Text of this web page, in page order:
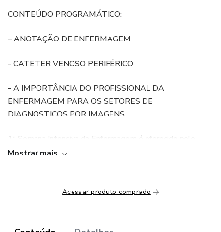
CONTEÚDO PROGRAMÁTICO:
– ANOTAÇÃO DE ENFERMAGEM
- CATETER VENOSO PERIFÉRICO
- A IMPORTÂNCIA DO PROFISSIONAL DA
ENFERMAGEM PARA OS SETORES DE
DIAGNOSTICOS POR IMAGENS
1ª Semana Intensiva da Enfermagem é oferecido pelo
Instituto Cimas de Ensino e têm como finalidade
conhecimentos que contribuam para as atividades
pessoais, estudantis ou profissionais cotidianas, assim
como, para a obtenção e enriquecimento da cultura geral.
Mostrar mais
Acessar produto comprado